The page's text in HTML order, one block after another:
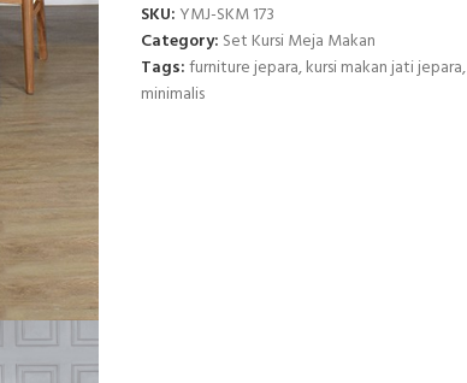
SKU: YMJ-SKM 173
Category: Set Kursi Meja Makan
Tags:furniture jepara,kursi makan jati jepara,
minimalis